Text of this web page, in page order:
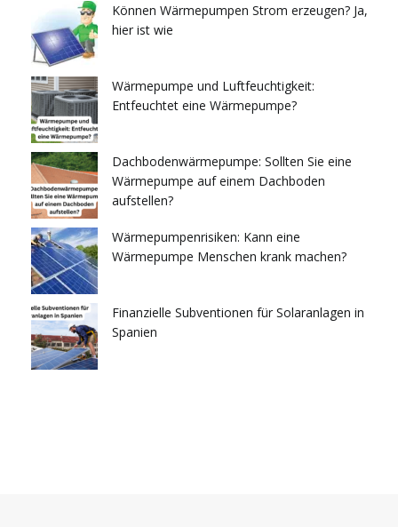
Können Wärmepumpen Strom erzeugen? Ja,
hier ist wie
Wärmepumpe und Luftfeuchtigkeit:
Entfeuchtet eine Wärmepumpe?
Dachbodenwärmepumpe: Sollten Sie eine
Wärmepumpe auf einem Dachboden
aufstellen?
Wärmepumpenrisiken: Kann eine
Wärmepumpe Menschen krank machen?
Finanzielle Subventionen für Solaranlagen in
Spanien